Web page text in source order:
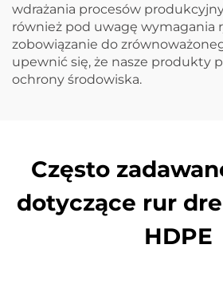
wdrażania procesów
również pod uwagę wymagania
zobowiązanie do
upewnić się, że nasze produkty
ochrony środowiska.
Często
dotyczące rur
HDPE